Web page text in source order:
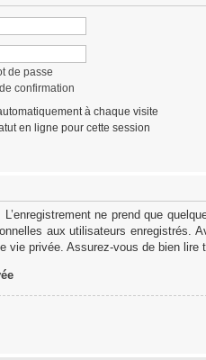
de passe
confirmation
à chaque visite
en ligne pour cette session
ne prend que
aux utilisateurs enregistrés.
vie privée. Assurez-vous de bien lire